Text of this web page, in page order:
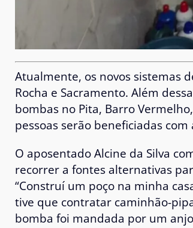
Atualmente, os novos sistemas
Rocha e Sacramento. Além
bombas no Pita, Barro
pessoas serão beneficiadas com
O aposentado Alcine da Silva
recorrer a fontes alternativas
“Construí um poço na minha
tive que contratar caminhão-
bomba foi mandada por um